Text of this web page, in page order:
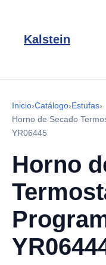
Kalstein
Inicio›Catálogo›Estufas›
Horno de Secado
YR06445
Horno